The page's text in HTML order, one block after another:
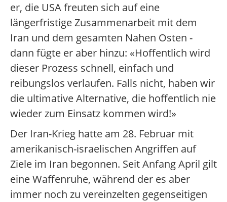
er, die USA freuten sich auf eine
längerfristige Zusammenarbeit mit dem
Iran und dem gesamten Nahen Osten -
dann fügte er aber hinzu: «Hoffentlich wird
dieser Prozess schnell, einfach und
reibungslos verlaufen. Falls nicht, haben wir
die ultimative Alternative, die hoffentlich nie
wieder zum Einsatz kommen wird!»
Der Iran-Krieg hatte am 28. Februar mit
amerikanisch-israelischen Angriffen auf
Ziele im Iran begonnen. Seit Anfang April gilt
eine Waffenruhe, während der es aber
immer noch zu vereinzelten gegenseitigen